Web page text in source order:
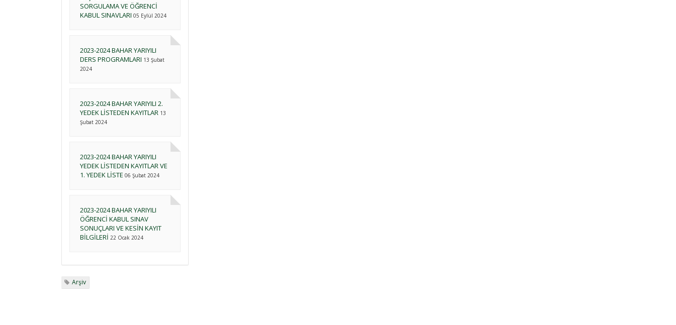
SORGULAMA VE ÖĞRENCİ
KABUL SINAVLARI 05 Eylül 2024
2023-2024 BAHAR YARIYILI
DERS PROGRAMLARI 13 Şubat
2024
2023-2024 BAHAR YARIYILI 2.
YEDEK LİSTEDEN KAYITLAR 13
Şubat 2024
2023-2024 BAHAR YARIYILI
YEDEK LİSTEDEN KAYITLAR VE
1. YEDEK LİSTE 06 Şubat 2024
2023-2024 BAHAR YARIYILI
ÖĞRENCİ KABUL SINAV
SONUÇLARI VE KESİN KAYIT
BİLGİLERİ 22 Ocak 2024
Arşiv